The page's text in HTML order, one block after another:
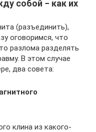
собой − как их
(разъединить),
оговоримся, что
разлома разделять
В этом случае
два совета:
клина из какого-